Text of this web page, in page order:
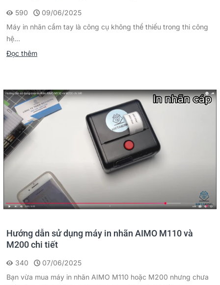
590
09/06/2025
Máy in nhãn cầm tay là công cụ không thể thiếu trong thi công
hệ...
Đọc thêm
Hướng dẫn sử dụng máy in nhãn AIMO M110 và
M200 chi tiết
340
07/06/2025
Bạn vừa mua máy in nhãn AIMO M110 hoặc M200 nhưng chưa